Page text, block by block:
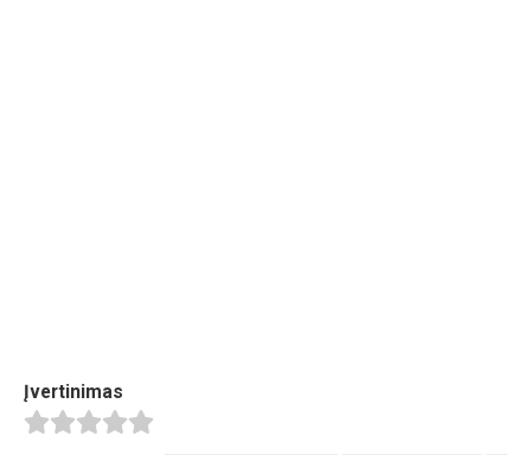
Įvertinimas